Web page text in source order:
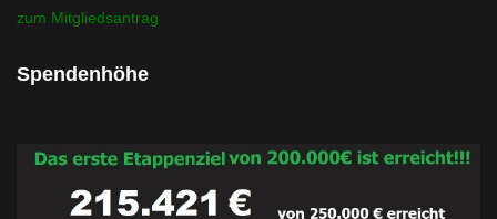
zum Mitgliedsantrag
Spendenhöhe